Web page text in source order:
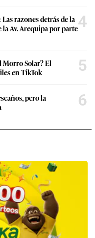
razones detrás de la
Av. Arequipa por parte4
Morro Solar? El
en TikTok
5
pero la
6